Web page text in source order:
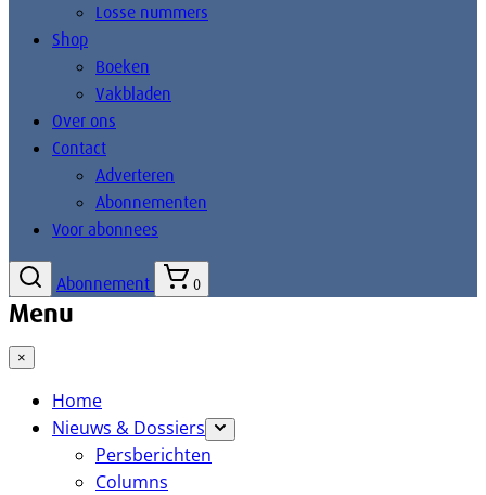
Losse nummers
Shop
Boeken
Vakbladen
Over ons
Contact
Adverteren
Abonnementen
Voor abonnees
Abonnement 0
Menu
×
Home
Nieuws & Dossiers
Persberichten
Columns